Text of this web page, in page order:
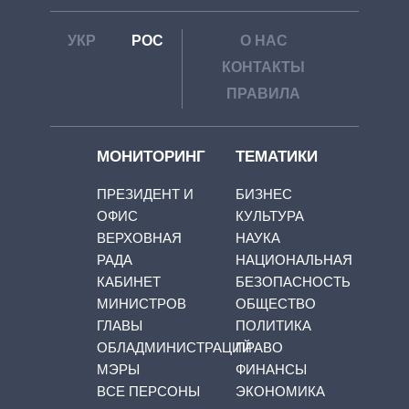
УКР РОС
О НАС
КОНТАКТЫ
ПРАВИЛА
МОНИТОРИНГ
ПРЕЗИДЕНТ И
ОФИС
ВЕРХОВНАЯ
РАДА
КАБИНЕТ
МИНИСТРОВ
ГЛАВЫ
ОБЛАДМИНИСТРАЦИЙ
МЭРЫ
ВСЕ ПЕРСОНЫ
ТЕМАТИКИ
БИЗНЕС
КУЛЬТУРА
НАУКА
НАЦИОНАЛЬНАЯ
БЕЗОПАСНОСТЬ
ОБЩЕСТВО
ПОЛИТИКА
ПРАВО
ФИНАНСЫ
ЭКОНОМИКА